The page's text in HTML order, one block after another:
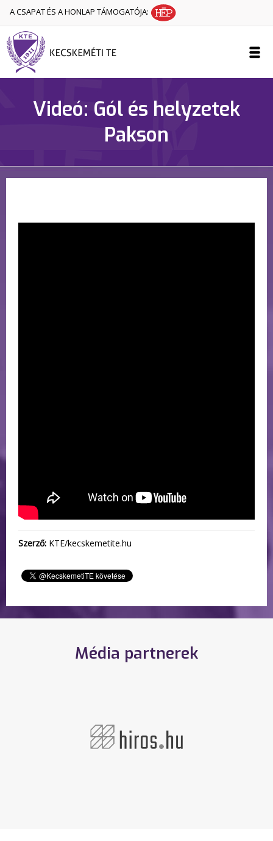
A CSAPAT ÉS A HONLAP TÁMOGATÓJA:
Videó: Gól és helyzetek
Pakson
Szerző: KTE/kecskemetite.hu
Média partnerek